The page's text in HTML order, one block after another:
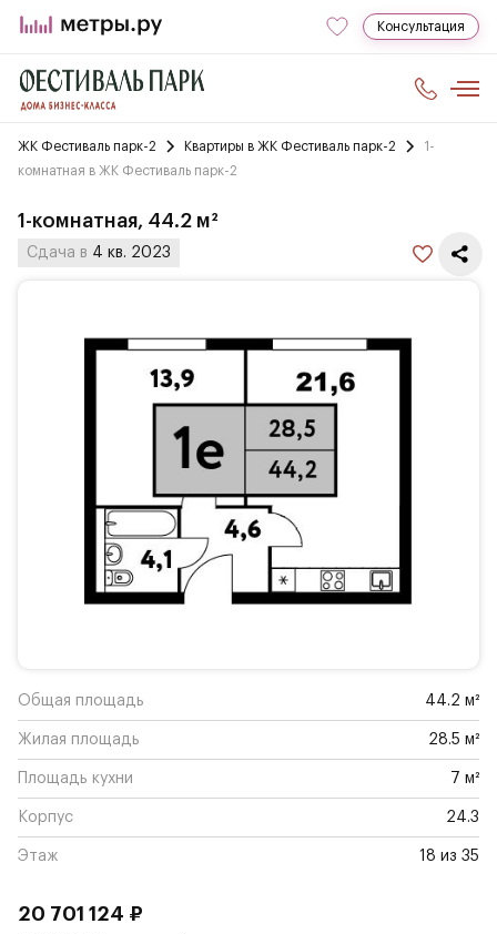
Консультация
ЖК Фестиваль парк-2 Квартиры в ЖК Фестиваль парк-2
1-
комнатная в ЖК Фестиваль парк-2
1-комнатная, 44.2 м²
Сдача в 4 кв. 2023
Общая площадь 44.2 м²
Жилая площадь 28.5 м²
Площадь кухни 7 м²
Корпус 24.3
Этаж 18 из 35
20 701 124 ₽